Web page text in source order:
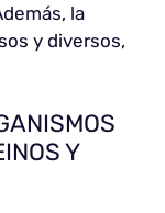
la
y diversos,
Y